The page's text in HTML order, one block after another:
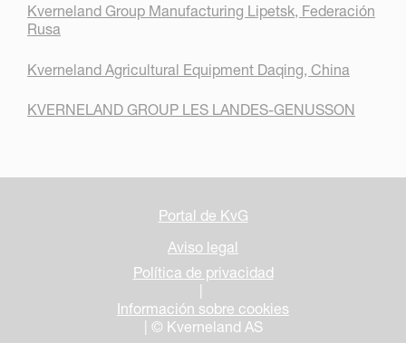
Kverneland Group Manufacturing Lipetsk, Federación
Rusa
Kverneland Agricultural Equipment Daqing, China
KVERNELAND GROUP LES LANDES-GENUSSON
Portal de KvG
Aviso legal
Política de privacidad
Información sobre cookies
| © Kverneland AS